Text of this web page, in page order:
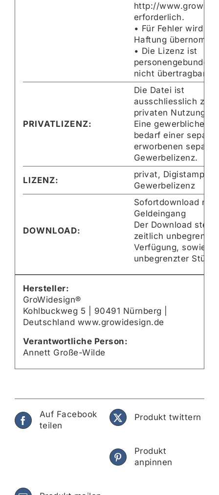
http://
erforderlich.
• Für Fehler wird
Haftung
• Die Lizenz ist
personengebunden
nicht übertragbar.
PRIVATLIZENZ:
Die Datei ist
ausschliesslich zur
privaten Nutzung.
Eine gewerbliche
bedarf einer separat
erworbenen
Gewerbelizenz.
LIZENZ:
privat, Digistamp-
Gewerbelizenz
DOWNLOAD:
Sofortdownload
Geldeingang
Der Download steht
zeitlich unbegrenzt
Verfügung, sowie
unbegrenzter
Hersteller:
GroWidesign®
Kohlbuckweg 5 | 90491 Nürnberg |
Deutschland www.growidesign.de
Verantwortliche Person:
Annett Große-Wilde
Auf Facebook
teilen
Produkt twittern
Produkt
anpinnen